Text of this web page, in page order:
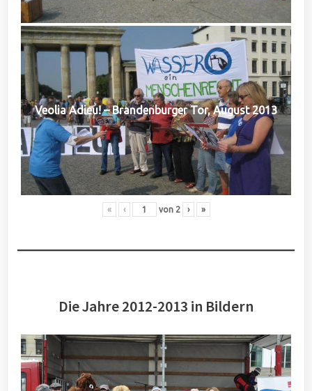
Veolia Adieu! – Brandenburger Tor, August 2013
« ‹ von 2 › »
Die Jahre 2012-2013 in Bildern